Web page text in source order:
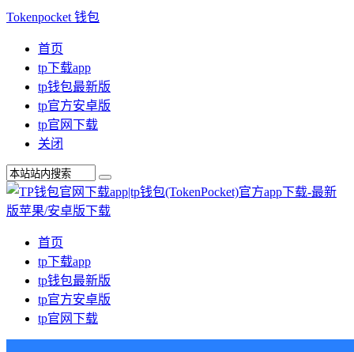
Tokenpocket 钱包
首页
tp下载app
tp钱包最新版
tp官方安卓版
tp官网下载
关闭
首页
tp下载app
tp钱包最新版
tp官方安卓版
tp官网下载